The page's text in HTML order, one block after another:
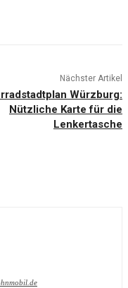
Nächster Artikel
Würzburg:
Nützliche Karte für die
Lenkertasche